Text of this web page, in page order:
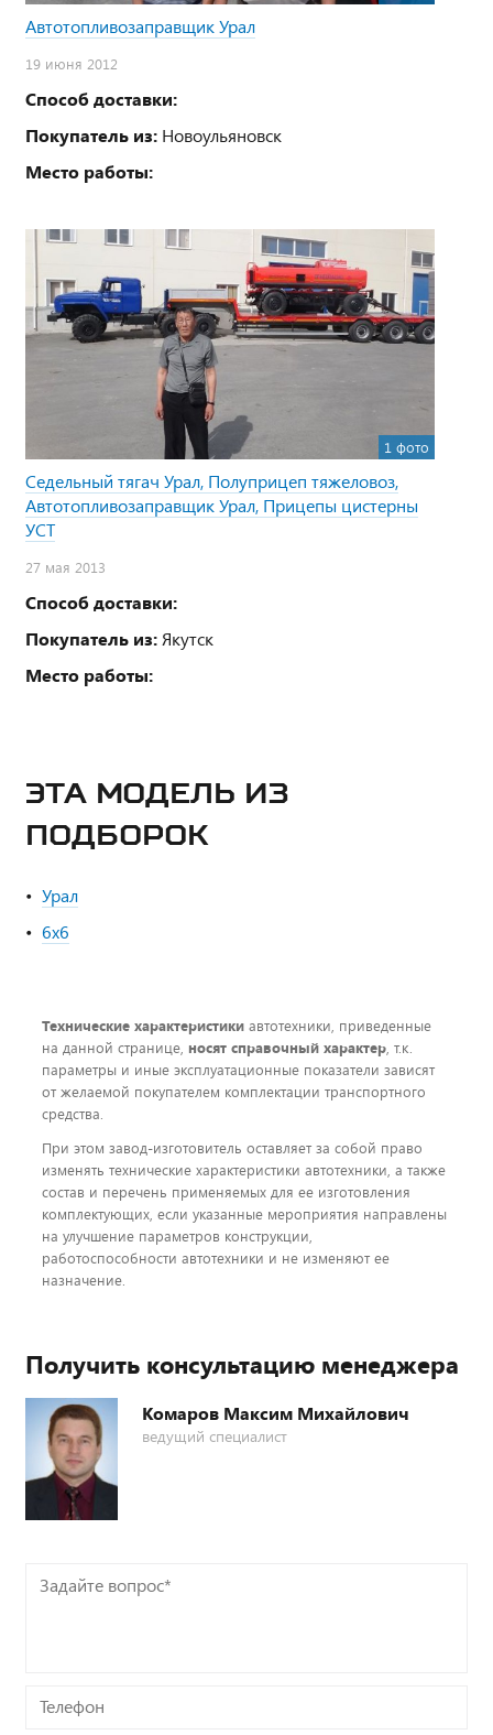
Автотопливозаправщик Урал
19 июня 2012
Способ доставки:
Покупатель из: Новоульяновск
Место работы:
1 фото
Седельный тягач Урал, Полуприцеп тяжеловоз,
Автотопливозаправщик Урал, Прицепы цистерны
УСТ
27 мая 2013
Способ доставки:
Покупатель из: Якутск
Место работы:
ЭТА МОДЕЛЬ ИЗ
ПОДБОРОК
Урал
6х6
Технические характеристики автотехники, приведенные
на данной странице, носят справочный характер , т.к.
параметры и иные эксплуатационные показатели зависят
от желаемой покупателем комплектации транспортного
средства.
При этом завод-изготовитель оставляет за собой право
изменять технические характеристики автотехники, а также
состав и перечень применяемых для ее изготовления
комплектующих, если указанные мероприятия направлены
на улучшение параметров конструкции,
работоспособности автотехники и не изменяют ее
назначение.
Получить консультацию менеджера
Комаров Максим Михайлович
ведущий специалист
Задайте
Телефон